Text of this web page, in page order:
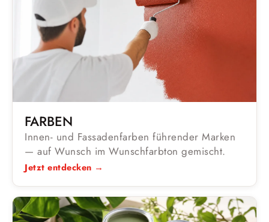
FARBEN
Innen- und Fassadenfarben führender Marken
— auf Wunsch im Wunschfarbton gemischt.
Jetzt entdecken →